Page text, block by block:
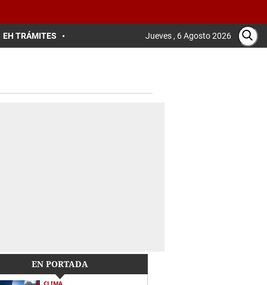
EH TRÁMITES Jueves , 6 Agosto 2026
EN PORTADA
CLIMA